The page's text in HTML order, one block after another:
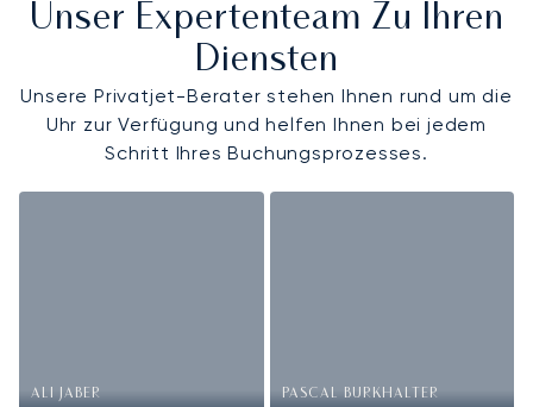
Unser Expertenteam Zu Ihren
Diensten
Unsere Privatjet-Berater stehen Ihnen rund um die
Uhr zur Verfügung und helfen Ihnen bei jedem
Schritt Ihres Buchungsprozesses.
ALI JABER PASCAL BURKHALTER